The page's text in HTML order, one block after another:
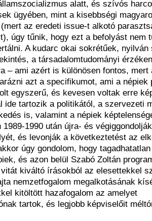
alatt, és szívós
ügyében, mint a kisebbségi
az eredeti issue-t alkotó
úgy tűnik, hogy ezt a befolyást nem
A kudarc okai sokrétűek,
a társadalomtudományi
– ami azért is különösen fontos, mert
azt a specifikumot, ami a népiek
egyszerű, és kevesen voltak erre
ide tartozik a politikától, a szervezeti
is, valamint a népiek
1989-1990 után újra- és
és levonják a következtetést az
úgy gondolom, hogy
és azon belül Szabó Zoltán
kiváltó írásokból az elesettekkel
nemzetfogalom megalkotásának
kitöltött hazafogalom az amelyet
tartok, és legjobb képviselőit